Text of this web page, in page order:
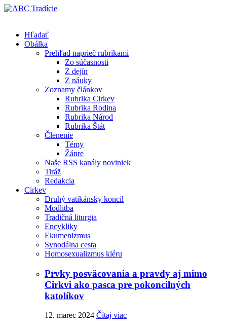
Hľadať
Obálka
Prehľad naprieč rubrikami
Zo súčasnosti
Z dejín
Z náuky
Zoznamy článkov
Rubrika Cirkev
Rubrika Rodina
Rubrika Národ
Rubrika Štát
Členenie
Témy
Žánre
Naše RSS kanály noviniek
Tiráž
Redakcia
Cirkev
Druhý vatikánsky koncil
Modlitba
Tradičná liturgia
Encykliky
Ekumenizmus
Synodálna cesta
Homosexualizmus kléru
Prvky posväcovania a pravdy aj mimo
Cirkvi ako pasca pre pokoncilných
katolíkov
12. marec 2024 Čítaj viac